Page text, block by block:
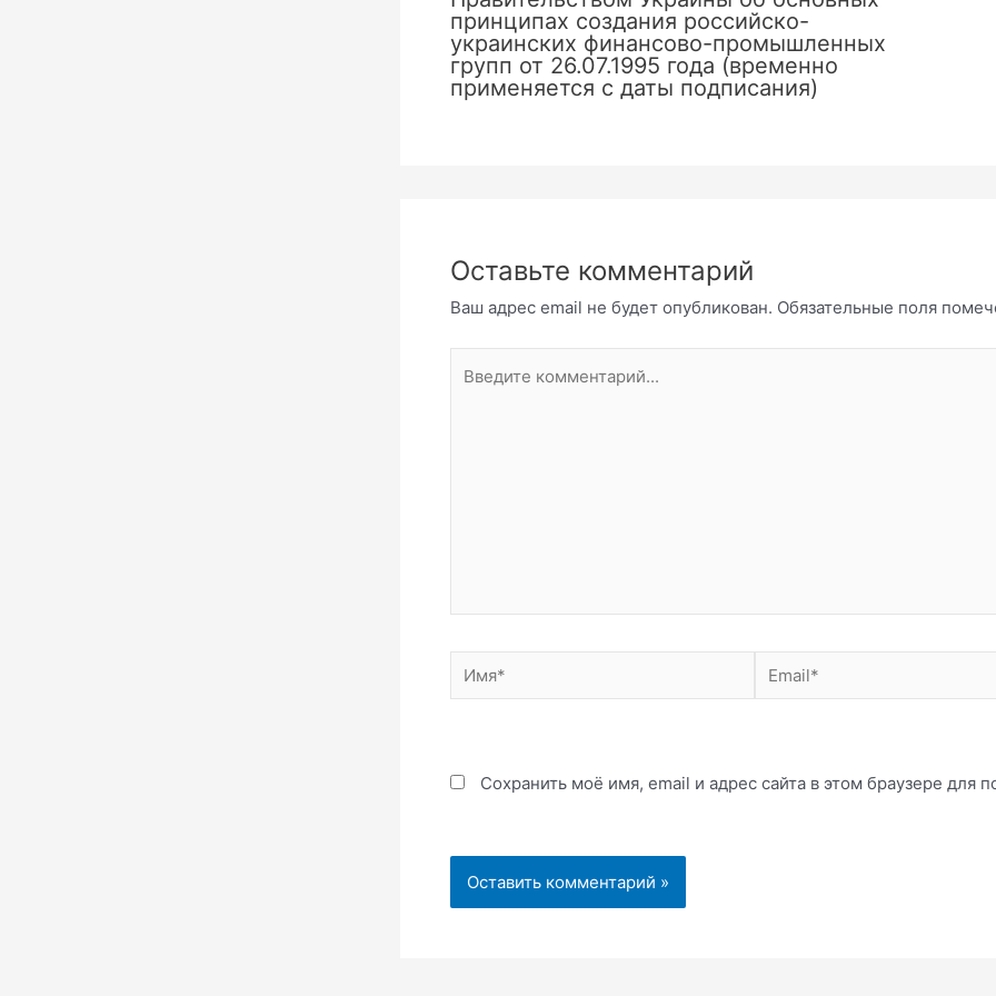
принципах создания российско-
украинских финансово-промышленных
групп от 26.07.1995 года (временно
применяется с даты подписания)
Оставьте комментарий
Ваш адрес email не будет опубликован. Обязательные поля
комментарий...
Имя* Email*
Сохранить моё имя, email и адрес сайта в этом браузере для